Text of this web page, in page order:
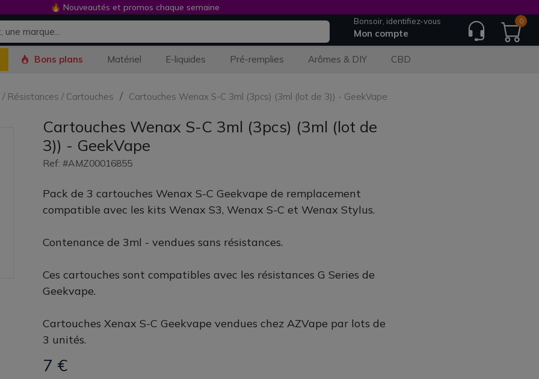
Bonsoir, identifiez-vous
Mon compte
0
Bons plans Matériel E-liquides Pré-remplies Arômes & DIY CBD
/ Résistances / Cartouches Cartouches Wenax S-C 3ml (3pcs) (3ml (lot de 3)) - GeekVape
Cartouches Wenax S-C 3ml (3pcs) (3ml (lot de
3)) - GeekVape
Ref: #AMZ00016855
Pack de 3 cartouches Wenax S-C Geekvape de remplacement
compatible avec les kits Wenax S3, Wenax S-C et Wenax Stylus.
Contenance de 3ml - vendues sans résistances.
Ces cartouches sont compatibles avec les résistances G Series de
Geekvape.
Cartouches Xenax S-C Geekvape vendues chez AZVape par lots de
3 unités.
7 €
🔥 Nouveautés et promos chaque semaine